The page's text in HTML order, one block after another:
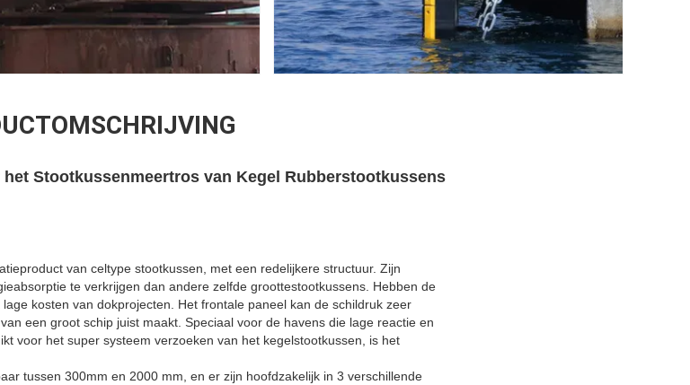
Stootkussenmeertros van Kegel Rubberstootkussens
van celtype stootkussen, met een redelijkere structuur. Zijn
te verkrijgen dan andere zelfde groottestootkussens. Hebben de
kosten van dokprojecten. Het frontale paneel kan de schildruk zeer
een groot schip juist maakt. Speciaal voor de havens die lage reactie en
voor het super systeem verzoeken van het kegelstootkussen, is het
tussen 300mm en 2000 mm, en er zijn hoofdzakelijk in 3 verschillende